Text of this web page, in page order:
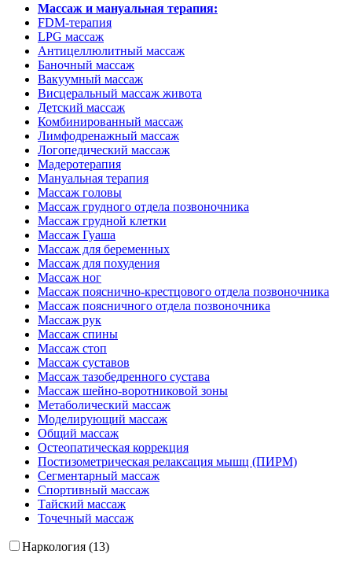
Массаж и мануальная терапия:
FDM-терапия
LPG массаж
Антицеллюлитный массаж
Баночный массаж
Вакуумный массаж
Висцеральный массаж живота
Детский массаж
Комбинированный массаж
Лимфодренажный массаж
Логопедический массаж
Мадеротерапия
Мануальная терапия
Массаж головы
Массаж грудного отдела позвоночника
Массаж грудной клетки
Массаж Гуаша
Массаж для беременных
Массаж для похудения
Массаж ног
Массаж пояснично-крестцового отдела позвоночника
Массаж поясничного отдела позвоночника
Массаж рук
Массаж спины
Массаж стоп
Массаж суставов
Массаж тазобедренного сустава
Массаж шейно-воротниковой зоны
Метаболический массаж
Моделирующий массаж
Общий массаж
Остеопатическая коррекция
Постизометрическая релаксация мышц (ПИРМ)
Сегментарный массаж
Спортивный массаж
Тайский массаж
Точечный массаж
Наркология (13)